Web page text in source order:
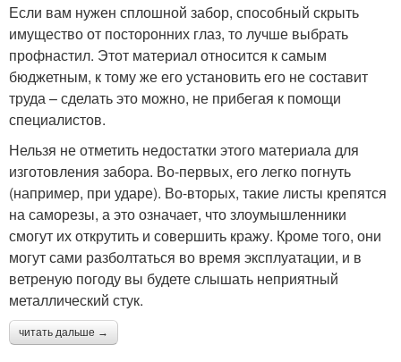
Если вам нужен сплошной забор, способный скрыть
имущество от посторонних глаз, то лучше выбрать
профнастил. Этот материал относится к самым
бюджетным, к тому же его установить его не составит
труда – сделать это можно, не прибегая к помощи
специалистов.
Нельзя не отметить недостатки этого материала для
изготовления забора. Во-первых, его легко погнуть
(например, при ударе). Во-вторых, такие листы крепятся
на саморезы, а это означает, что злоумышленники
смогут их открутить и совершить кражу. Кроме того, они
могут сами разболтаться во время эксплуатации, и в
ветреную погоду вы будете слышать неприятный
металлический стук.
читать дальше →